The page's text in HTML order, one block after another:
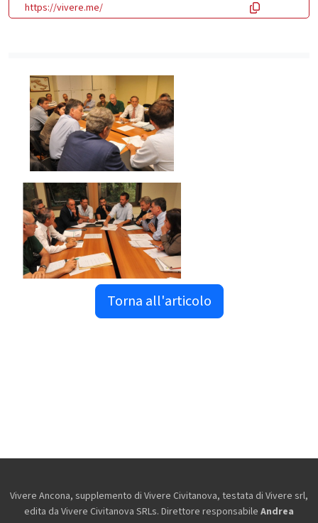
https://vivere.me/
Torna all'articolo
Vivere Ancona, supplemento di Vivere Civitanova, testata di Vivere srl,
edita da Vivere Civitanova SRLs. Direttore responsabile Andrea